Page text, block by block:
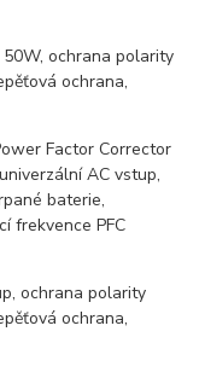
ochrana polarity
ochrana,
Factor Corrector
AC vstup,
baterie,
frekvence PFC
ochrana polarity
ochrana,